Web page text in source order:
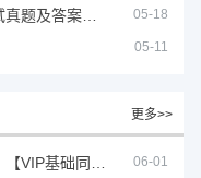
05-18
05-11
更多>>
06-01